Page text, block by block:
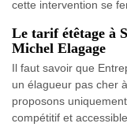
cette intervention se
Le tarif étêtage à
Michel Elagage
Il faut savoir que
un élagueur pas cher
proposons
compétitif et